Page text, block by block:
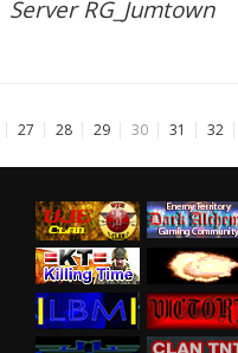
Server RG_Jumtown
27 28 29 30 31 32